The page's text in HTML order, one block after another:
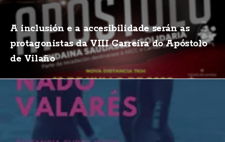
A inclusión e a accesibilidade serán as
protagonistas da VIII Carreira do Apóstolo
de Vilaño